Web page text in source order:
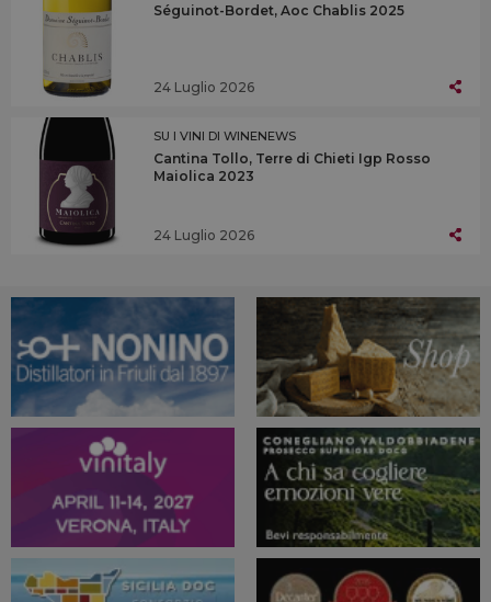
Séguinot-Bordet, Aoc Chablis 2025
24 Luglio 2026
SU I VINI DI WINENEWS
Cantina Tollo, Terre di Chieti Igp Rosso
Maiolica 2023
24 Luglio 2026